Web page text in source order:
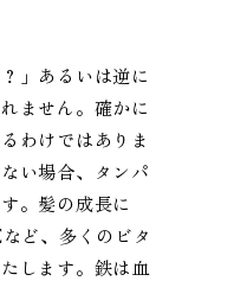
」あるいは逆に
ません。確かに
わけではありま
い場合、タンパ
。髪の成長に
ど、多くのビタ
します。鉄は血